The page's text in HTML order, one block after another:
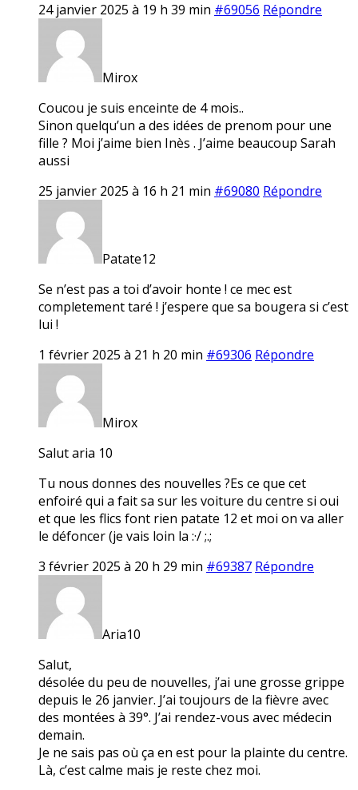
24 janvier 2025 à 19 h 39 min #69056 Répondre
Mirox
Coucou je suis enceinte de 4 mois..
Sinon quelqu’un a des idées de prenom pour une
fille ? Moi j’aime bien Inès . J’aime beaucoup Sarah
aussi
25 janvier 2025 à 16 h 21 min #69080 Répondre
Patate12
Se n’est pas a toi d’avoir honte ! ce mec est
completement taré ! j’espere que sa bougera si c’est
lui !
1 février 2025 à 21 h 20 min #69306 Répondre
Mirox
Salut aria 10
Tu nous donnes des nouvelles ?Es ce que cet
enfoiré qui a fait sa sur les voiture du centre si oui
et que les flics font rien patate 12 et moi on va aller
le défoncer (je vais loin la :·/ ;.;
3 février 2025 à 20 h 29 min #69387 Répondre
Aria10
Salut,
désolée du peu de nouvelles, j’ai une grosse grippe
depuis le 26 janvier. J’ai toujours de la fièvre avec
des montées à 39°. J’ai rendez-vous avec médecin
demain.
Je ne sais pas où ça en est pour la plainte du centre.
Là, c’est calme mais je reste chez moi.